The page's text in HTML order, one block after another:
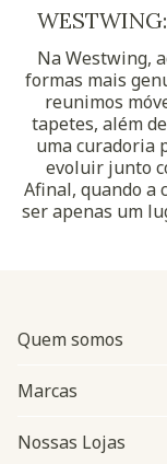
Na Westwing,
formas mais
reunimos
tapetes, além
uma curadoria
evoluir junto
Afinal, quando a
ser apenas um
Quem somos
Marcas
Nossas Lojas